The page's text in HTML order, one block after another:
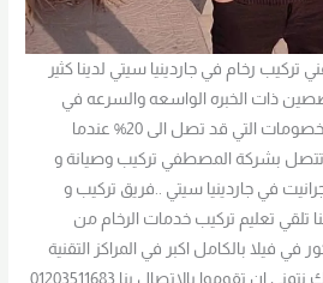
رخام في جاردينيا سيتي لدينا كثير
ذات الخبره الواسعه والسرعه في
الاداء والاسعار التنافسيه والخصومات التي قد تصل الى 20% عندما
بشركة المصطفي تركيب وصيانة و
في جاردينيا سيتي ..فريق تركيب و
تلقي تعليم تركيب خدمات الرخام من
فيلا بالكامل اكبر في المراكز التقنية